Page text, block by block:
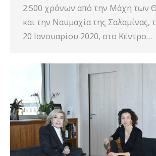
2.500 χρόνων από την Μάχη των
και την Ναυμαχία της Σαλαμίνας,
20 Ιανουαρίου 2020, στο Κέντρο…